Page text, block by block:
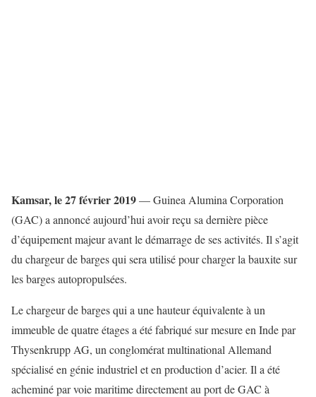
Kamsar, le 27 février 2019— Guinea Alumina Corporation
(GAC) a annoncé aujourd’hui avoir reçu sa dernière pièce
d’équipement majeur avant le démarrage de ses activités. Il s’agit
du chargeur de barges qui sera utilisé pour charger la bauxite sur
les barges autopropulsées.
Le chargeur de barges qui a une hauteur équivalente à un
immeuble de quatre étages a été fabriqué sur mesure en Inde par
Thysenkrupp AG, un conglomérat multinational Allemand
spécialisé en génie industriel et en production d’acier. Il a été
acheminé par voie maritime directement au port de GAC à